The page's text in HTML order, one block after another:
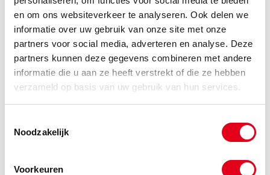
en om ons websiteverkeer te analyseren. Ook delen we
informatie over uw gebruik van onze site met onze
partners voor social media, adverteren en analyse. Deze
partners kunnen deze gegevens combineren met andere
informatie die u aan ze heeft verstrekt of die ze hebben
verzameld op basis van uw gebruik van hun services.
Noodzakelijk
Voorkeuren
a2psck4.2x25
RVS A2 schroef 4,2x25
DIN7981
(de verpakkingseenheid is 200